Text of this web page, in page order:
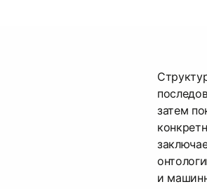
затем
и